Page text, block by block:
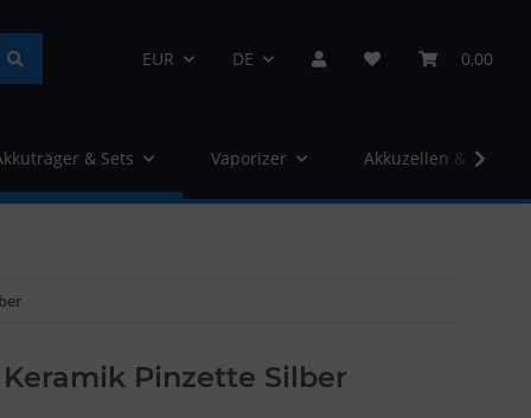
EUR DE 0,00
& Sets Vaporizer Akkuzellen &
Pinzette Silber